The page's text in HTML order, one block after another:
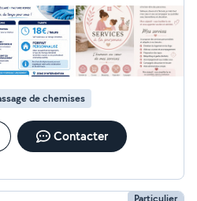
préparation des repas baby-
rendez-vous
écoute aide administrative
Votre satisfaction est
de chemises
Contacter
Particulier